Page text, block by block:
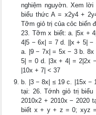
nghiệm nguyờn. Xem
biểu thức A = x2y4 +
Tỡm giỏ trị của cỏc biến
23. Tỡm x biết: a. |5x +
4|5 − 6x| = 7 d. ||x + 5|
a. |9 − 7x| = 5x − 3 b.
5| = 0 d. |3x + 4| = 2|2x
|10x + 7| < 37
b. |3 − 8x| ≤ 19 c. |15x −
tại: 26. Tớnh giỏ trị
2010x2 + 2010x − 2020
biết x + y + z = 0; xyz